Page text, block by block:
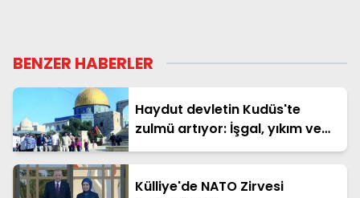
BENZER HABERLER
Haydut devletin Kudüs'te
zulmü artıyor: İşgal, yıkım ve
katliam
Külliye'de NATO Zirvesi